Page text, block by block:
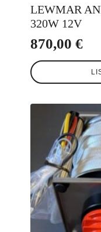
LEWMAR
320W 12V
870,00 €